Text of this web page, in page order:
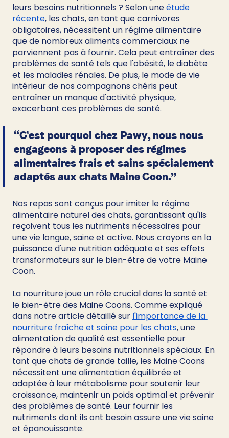
leurs besoins nutritionnels ? Selon une étude
récente, les chats, en tant que carnivores
obligatoires, nécessitent un régime alimentaire
que de nombreux aliments commerciaux ne
parviennent pas à fournir. Cela peut entraîner des
problèmes de santé tels que l'obésité, le diabète
et les maladies rénales. De plus, le mode de vie
intérieur de nos compagnons chéris peut
entraîner un manque d'activité physique,
exacerbant ces problèmes de santé.
“C'est pourquoi chez Pawy, nous nous
engageons à proposer des régimes
alimentaires frais et sains spécialement
adaptés aux chats Maine Coon.”
Nos repas sont conçus pour imiter le régime
alimentaire naturel des chats, garantissant qu'ils
reçoivent tous les nutriments nécessaires pour
une vie longue, saine et active. Nous croyons en la
puissance d'une nutrition adéquate et ses effets
transformateurs sur le bien-être de votre Maine
Coon.
La nourriture joue un rôle crucial dans la santé et
le bien-être des Maine Coons. Comme expliqué
dans notre article détaillé sur l'importance de la
nourriture fraîche et saine pour les chats, une
alimentation de qualité est essentielle pour
répondre à leurs besoins nutritionnels spéciaux. En
tant que chats de grande taille, les Maine Coons
nécessitent une alimentation équilibrée et
adaptée à leur métabolisme pour soutenir leur
croissance, maintenir un poids optimal et prévenir
des problèmes de santé. Leur fournir les
nutriments dont ils ont besoin assure une vie saine
et épanouissante.